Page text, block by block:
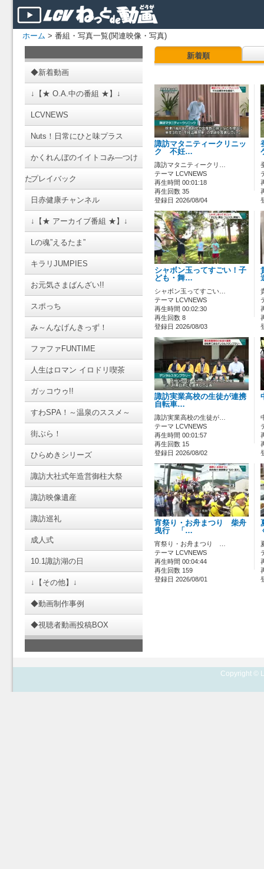
ホーム > 番組・写真一覧(関連映像・写真)
◆新着動画
↓【★ O.A.中の番組 ★】↓
LCVNEWS
Nuts！日常にひと味プラス
かくれんぼのイイトコみ―つけ
たプレイバック
日赤健康チャンネル
↓【★ アーカイブ番組 ★】↓
Lの魂”えるたま”
キラリJUMPIES
お元気さまばんざい!!
スポっち
み～んなげんきっず！
ファファFUNTIME
人生はロマン イロドリ喫茶
ガッコウゥ!!
すわSPA！～温泉のススメ～
街ぶら！
ひらめきシリーズ
諏訪大社式年造営御柱大祭
諏訪映像遺産
諏訪巡礼
成人式
10.1諏訪湖の日
↓【その他】↓
◆動画制作事例
◆視聴者動画投稿BOX
新着順
諏訪マタニティークリニッ
ク 不妊…
諏訪マタニティークリ…
テーマ LCVNEWS
再生時間 00:01:18
再生回数 35
登録日 2026/08/04
シャボン玉ってすごい！子
ども・舞…
シャボン玉ってすごい…
テーマ LCVNEWS
再生時間 00:02:30
再生回数 8
登録日 2026/08/03
諏訪実業高校の生徒が連携
自転車…
諏訪実業高校の生徒が…
テーマ LCVNEWS
再生時間 00:01:57
再生回数 15
登録日 2026/08/02
宵祭り・お舟まつり 柴舟
曳行 「…
宵祭り・お舟まつり …
テーマ LCVNEWS
再生時間 00:04:44
再生回数 159
登録日 2026/08/01
Copyright ©